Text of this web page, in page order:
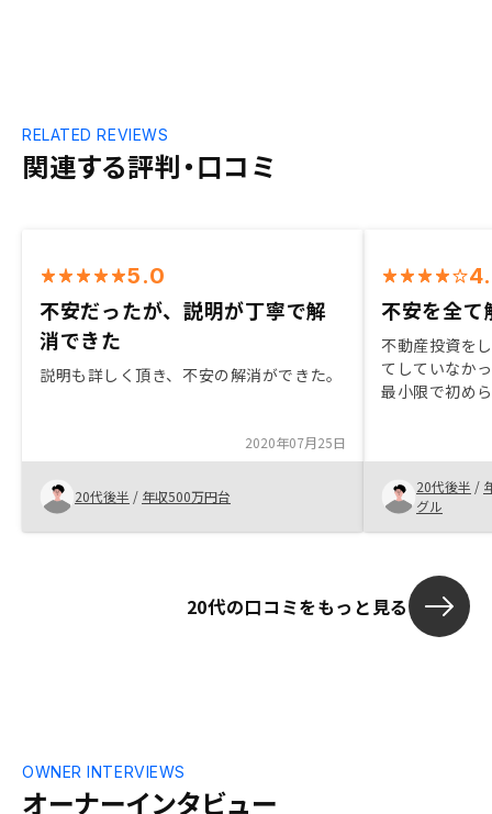
関連する評判・口コミ
RELATED REVIEWS
5.0
不安だったが、説明が丁寧で解
消できた
説明も詳しく頂き、不安の解消ができた。
2020年07月25日
20代後半 / 年収500万円台
不安を全て
不動産投資を
てしていなか
最小限で初め
ランも充実し
20代後半 /
グル
20代の口コミをもっと見る
オーナーインタビュー
OWNER INTERVIEWS